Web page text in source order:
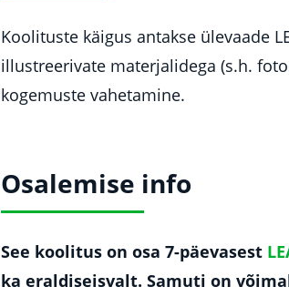
Koolituste käigus antakse ülevaade
illustreerivate materjalidega (s.h.
kogemuste vahetamine.
Osalemise info
See koolitus on osa 7-päevasest
ka eraldiseisvalt. Samuti on